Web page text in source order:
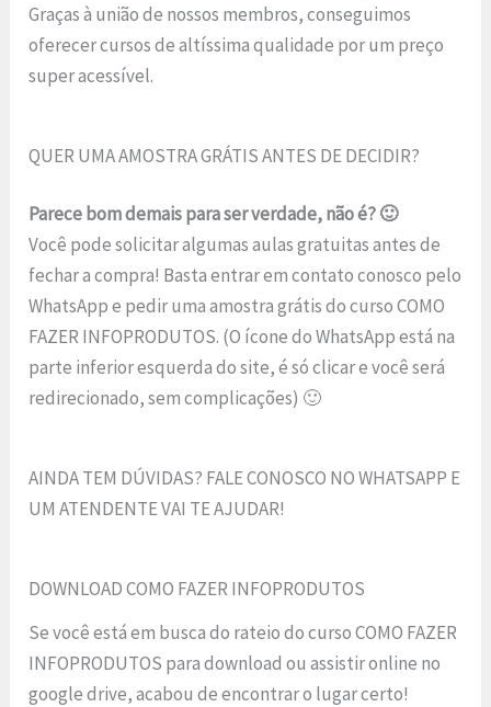
Graças à união de nossos membros, conseguimos
oferecer cursos de altíssima qualidade por um preço
super acessível.
QUER UMA AMOSTRA GRÁTIS ANTES DE DECIDIR?
Parece bom demais para ser verdade, não é? 🙂
Você pode solicitar algumas aulas gratuitas antes de
fechar a compra! Basta entrar em contato conosco pelo
WhatsApp e pedir uma amostra grátis do curso COMO
FAZER INFOPRODUTOS. (O ícone do WhatsApp está na
parte inferior esquerda do site, é só clicar e você será
redirecionado, sem complicações) 🙂
AINDA TEM DÚVIDAS? FALE CONOSCO NO WHATSAPP E
UM ATENDENTE VAI TE AJUDAR!
DOWNLOAD COMO FAZER INFOPRODUTOS
Se você está em busca do rateio do curso COMO FAZER
INFOPRODUTOS para download ou assistir online no
google drive, acabou de encontrar o lugar certo!